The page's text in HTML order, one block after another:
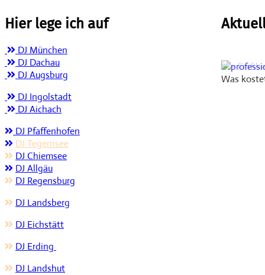
Hier lege ich auf
DJ München
DJ Dachau
DJ Augsburg
DJ Ingolstadt
DJ Aichach
DJ Pfaffenhofen
DJ Tegernsee
DJ Chiemsee
DJ Allgäu
DJ Regensburg
DJ Landsberg
DJ Eichstätt
DJ Erding
DJ Landshut
Die fünf
Was